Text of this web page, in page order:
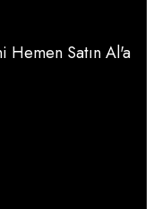
Hemen Satın Al'a